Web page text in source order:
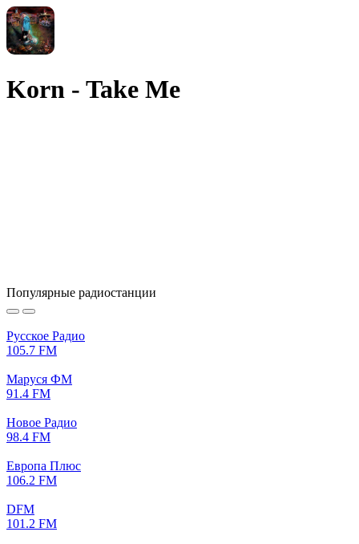
Korn - Take Me
Популярные радиостанции
Русское Радио
105.7 FM
Маруся ФМ
91.4 FM
Новое Радио
98.4 FM
Европа Плюс
106.2 FM
DFM
101.2 FM